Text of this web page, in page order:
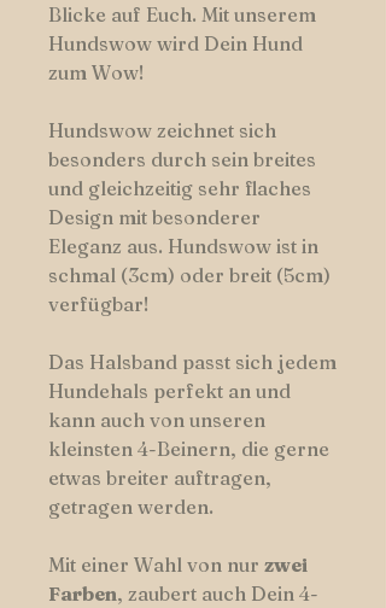
Blicke auf Euch. Mit unserem
Hundswow wird Dein Hund
zum Wow!
Hundswow zeichnet sich
besonders durch sein breites
und gleichzeitig sehr flaches
Design mit besonderer
Eleganz aus. Hundswow ist in
schmal (3cm) oder breit (5cm)
verfügbar!
Das Halsband passt sich jedem
Hundehals perfekt an und
kann auch von unseren
kleinsten 4-Beinern, die gerne
etwas breiter auftragen,
getragen werden.
Mit einer Wahl von nur zwei
Farben, zaubert auch Dein 4-